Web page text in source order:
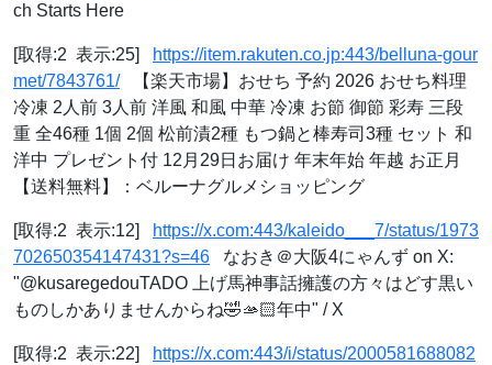
ch Starts Here
[取得:2 表示:25]
https://item.rakuten.co.jp:443/belluna-gour
met/7843761/【楽天市場】おせち 予約 2026 おせち料理
冷凍 2人前 3人前 洋風 和風 中華 冷凍 お節 御節 彩寿 三段
重 全46種 1個 2個 松前漬2種 もつ鍋と棒寿司3種 セット 和
洋中 プレゼント付 12月29日お届け 年末年始 年越 お正月
【送料無料】：ベルーナグルメショッピング
[取得:2 表示:12]
https://x.com:443/kaleido___7/status/1973
702650354147431?s=46 なおき＠大阪4にゃんず on X:
"@kusaregedouTADO 上げ馬神事話擁護の方々はどす黒い
ものしかありませんからね🤣🫴🏻年中" / X
[取得:2 表示:22]
https://x.com:443/i/status/2000581688082